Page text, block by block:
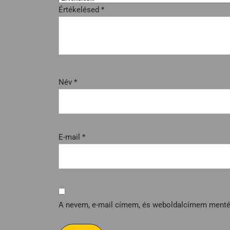
Értékelésed *
Név *
E-mail *
A nevem, e-mail címem, és weboldalcímem